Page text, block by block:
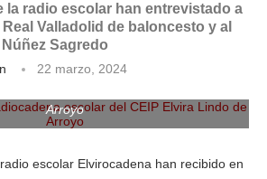
la radio escolar han entrevistado a
Valladolid de baloncesto y al
Sagredo
22 marzo, 2024
Arroyo
escolar Elvirocadena han recibido en